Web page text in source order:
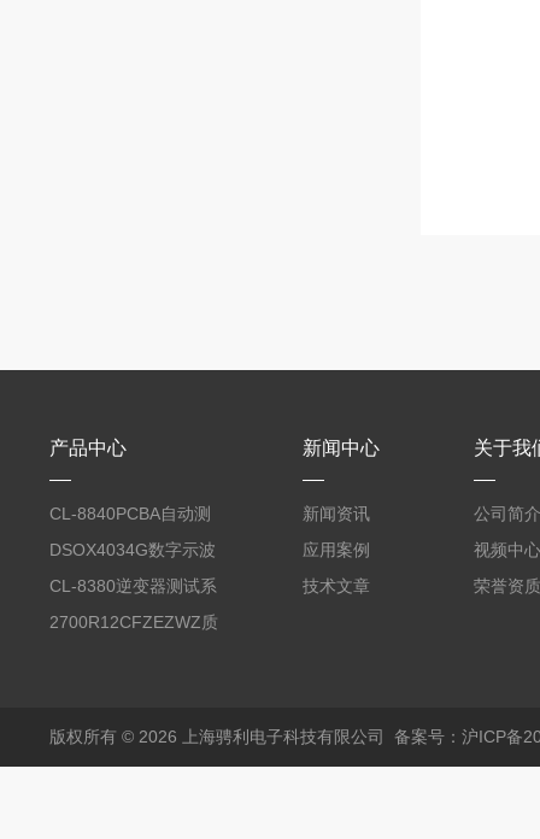
产品中心
CL-8840PCBA自动测
试台系统
DSOX4034G数字示波
器
CL-8380逆变器测试系
统台
2700R12CFZEZWZ质
新闻中心
新闻资讯
应用案例
技术文章
关于我
公司简介
视频中心
荣誉资质
版权所有 © 2026 上海骋利电子科技有限公司 备案号：沪ICP备